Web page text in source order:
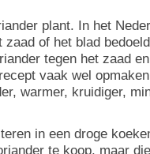
plant. In het
of het blad
tegen het zaad
vaak wel
warmer, kruidiger,
in een droge
te koop, maar